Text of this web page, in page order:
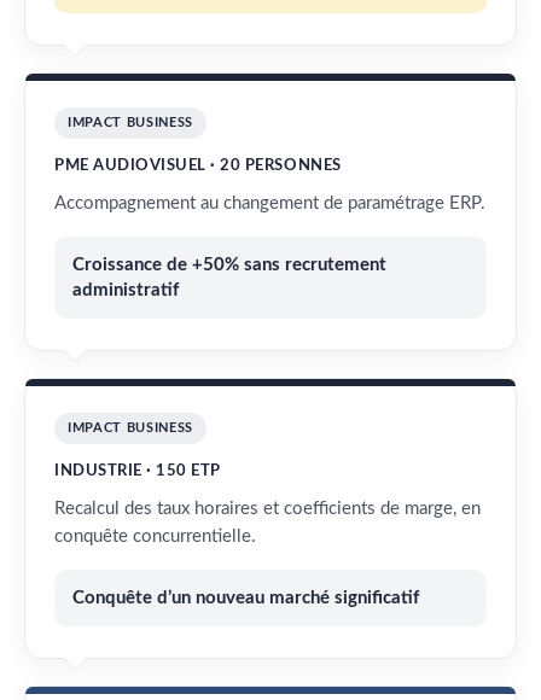
IMPACT BUSINESS
PME AUDIOVISUEL · 20 PERSONNES
Accompagnement au changement de paramétrage ERP.
Croissance de +50% sans recrutement
administratif
IMPACT BUSINESS
INDUSTRIE · 150 ETP
Recalcul des taux horaires et coefficients de marge, en
conquête concurrentielle.
Conquête d’un nouveau marché significatif